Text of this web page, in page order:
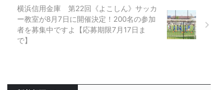
横浜信用金庫 第22回《よこしん》サッカ
ー教室が8月7日に開催決定！200名の参加
者を募集中ですよ【応募期限7月17日ま
で】